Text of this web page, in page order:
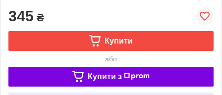
345 ₴
Купити
або
Купити з